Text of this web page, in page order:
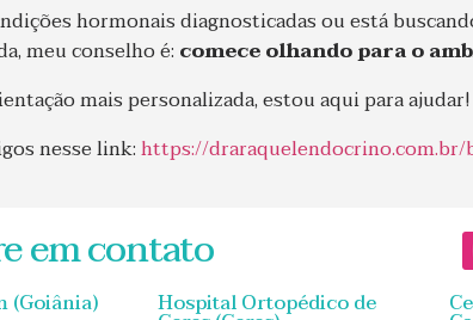
hormonais diagnosticadas ou está
meu conselho é: comece olhando para o
mais personalizada, estou aqui para ajudar!
nesse link:https://
em contato
(Goiânia)
Hospital Ortopédico de